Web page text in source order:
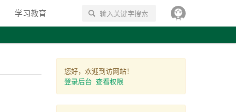
学习教育 搜索
您好，欢迎到访网站！
登录后台 查看权限